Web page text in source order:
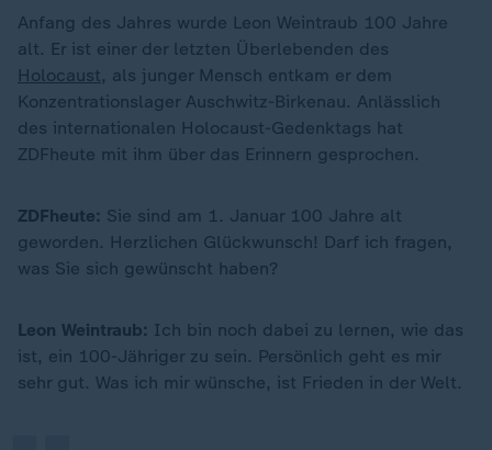
Anfang des Jahres wurde Leon Weintraub 100 Jahre
alt. Er ist einer der letzten Überlebenden des
Holocaust, als junger Mensch entkam er dem
Konzentrationslager Auschwitz-Birkenau. Anlässlich
des internationalen Holocaust-Gedenktags hat
ZDFheute mit ihm über das Erinnern gesprochen.
ZDFheute: Sie sind am 1. Januar 100 Jahre alt
geworden. Herzlichen Glückwunsch! Darf ich fragen,
was Sie sich gewünscht haben?
Leon Weintraub: Ich bin noch dabei zu lernen, wie das
ist, ein 100-Jähriger zu sein. Persönlich geht es mir
sehr gut. Was ich mir wünsche, ist Frieden in der Welt.
„